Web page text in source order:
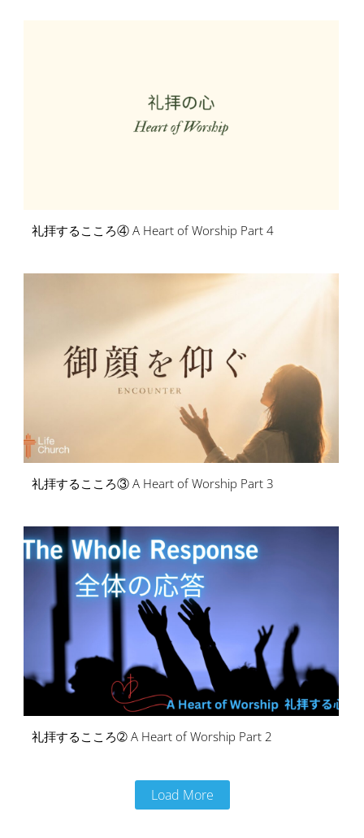
礼拝するこころ④ A Heart of Worship Part 4
礼拝するこころ③ A Heart of Worship Part 3
礼拝するこころ➁ A Heart of Worship Part 2
Load More